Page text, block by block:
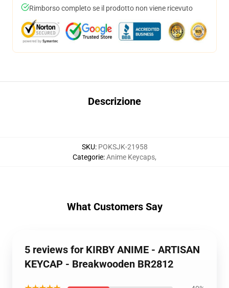
Rimborso completo se il prodotto non viene ricevuto
Descrizione
SKU: POKSJK-21958
Categorie:Anime Keycaps,
What Customers Say
5 reviews for KIRBY ANIME - ARTISAN
KEYCAP - Breakwooden BR2812